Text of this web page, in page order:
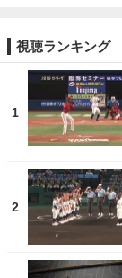
視聴ランキング
1
2